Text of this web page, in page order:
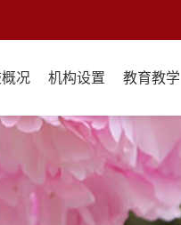
况 机构设置 教育教学